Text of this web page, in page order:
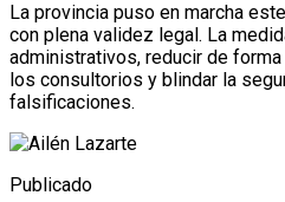
La provincia puso en marcha
con plena validez legal. La
administrativos, reducir de
los consultorios y blindar la
falsificaciones.
Publicado